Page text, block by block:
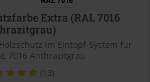
Extra (RAL 7016
im Eintopf-System für
7016 Anthrazitgrau
(13)